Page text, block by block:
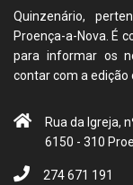
Quinzenário,
Proença-a-Nova. É
para informar os
contar com a edição
Rua da Igreja,
6150 - 310
274 671 191